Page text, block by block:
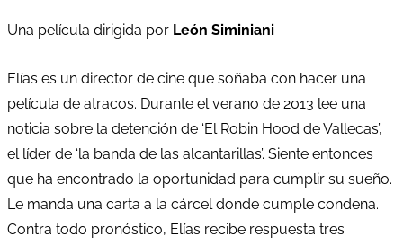
Una película dirigida por León Siminiani
Elías es un director de cine que soñaba con hacer una
película de atracos. Durante el verano de 2013 lee una
noticia sobre la detención de ‘El Robin Hood de Vallecas’,
el líder de ‘la banda de las alcantarillas’. Siente entonces
que ha encontrado la oportunidad para cumplir su sueño.
Le manda una carta a la cárcel donde cumple condena.
Contra todo pronóstico, Elías recibe respuesta tres